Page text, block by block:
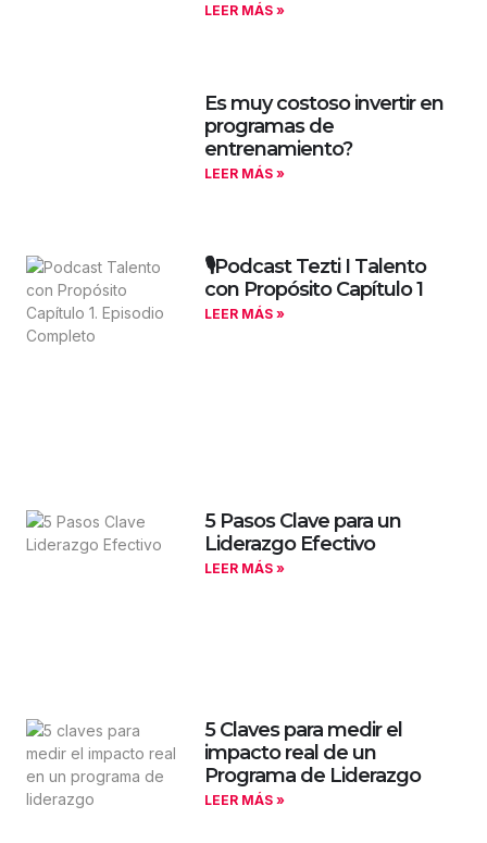
LEER MÁS »
Es muy costoso invertir en
programas de
entrenamiento?
LEER MÁS »
🎙️Podcast Tezti I Talento
con Propósito Capítulo 1
LEER MÁS »
5 Pasos Clave para un
Liderazgo Efectivo
LEER MÁS »
5 Claves para medir el
impacto real de un
Programa de Liderazgo
LEER MÁS »